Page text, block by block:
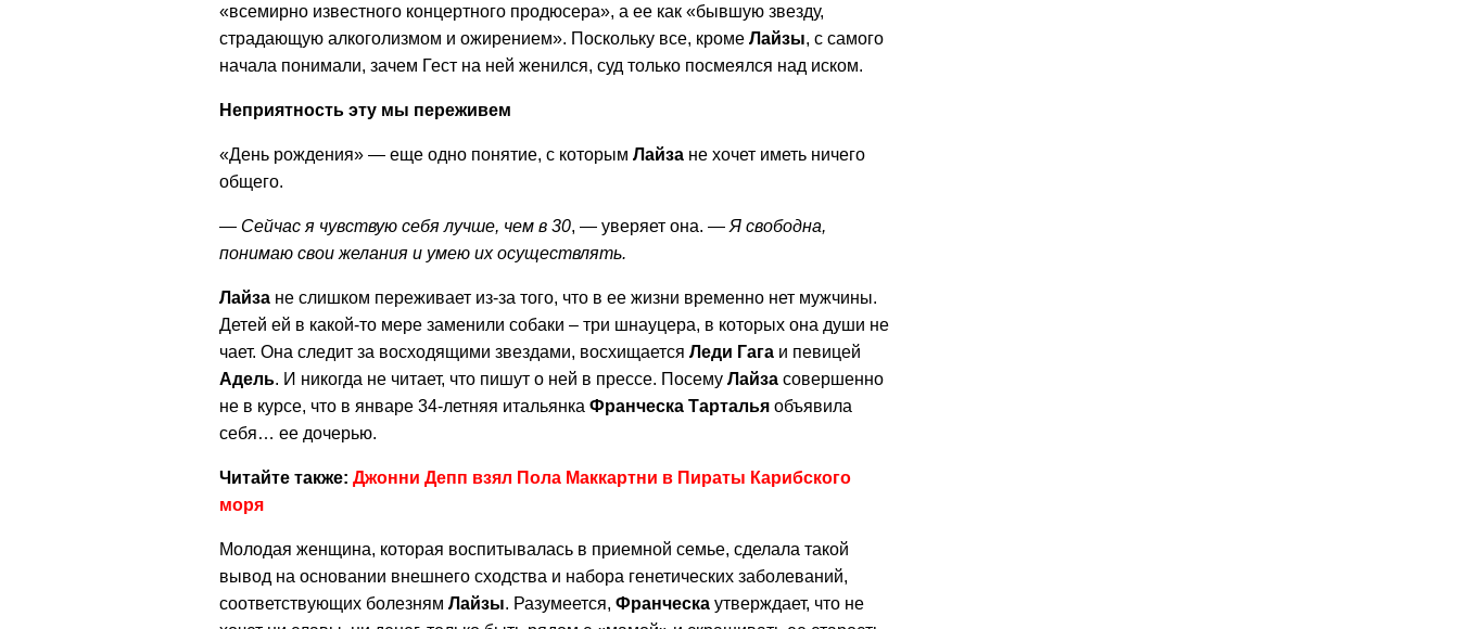
«всемирно известного концертного продюсера», а ее как «бывшую звезду,
страдающую алкоголизмом и ожирением». Поскольку все, кроме Лайзы, с самого
начала понимали, зачем Гест на ней женился, суд только посмеялся над иском.
Неприятность эту мы переживем
«День рождения» — еще одно понятие, с которым Лайза не хочет иметь ничего
общего.
— Сейчас я чувствую себя лучше, чем в 30, — уверяет она. — Я свободна,
понимаю свои желания и умею их осуществлять.
Лайза не слишком переживает из-за того, что в ее жизни временно нет мужчины.
Детей ей в какой-то мере заменили собаки – три шнауцера, в которых она души не
чает. Она следит за восходящими звездами, восхищается Леди Гага и певицей
Адель. И никогда не читает, что пишут о ней в прессе. Посему Лайза совершенно
не в курсе, что в январе 34-летняя итальянка Франческа Тарталья объявила
себя… ее дочерью.
Читайте также: Джонни Депп взял Пола Маккартни в Пираты Карибского
моря
Молодая женщина, которая воспитывалась в приемной семье, сделала такой
вывод на основании внешнего сходства и набора генетических заболеваний,
соответствующих болезням Лайзы. Разумеется, Франческа утверждает, что не